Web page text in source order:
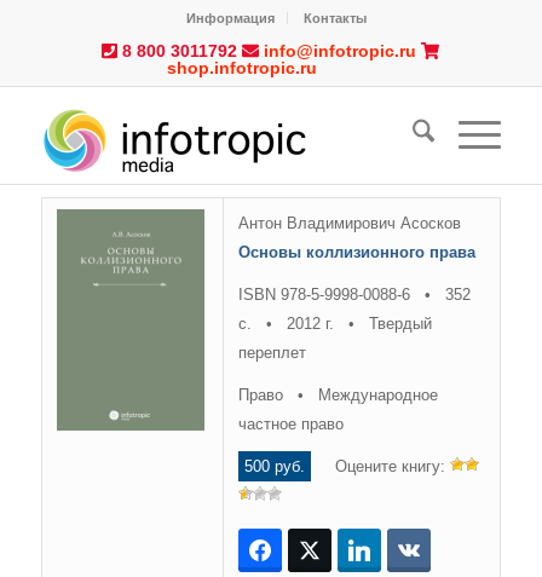
Информация Контакты
8 800 3011792
info@infotropic.ru
shop.infotropic.ru
Антон Владимирович Асосков
Основы коллизионного права
ISBN 978-5-9998-0088-6 • 352
с. • 2012 г. • Твердый
переплет
Право • Международное
частное право
500 руб. Оцените книгу:
FacebookTwitter LinkedIn